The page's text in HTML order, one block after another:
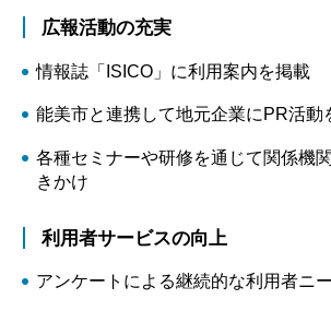
広報活動の充実
情報誌「ISICO」に利用案内を掲載
能美市と連携して地元企業にPR活動
各種セミナーや研修を通じて関係機
きかけ
利用者サービスの向上
アンケートによる継続的な利用者ニ